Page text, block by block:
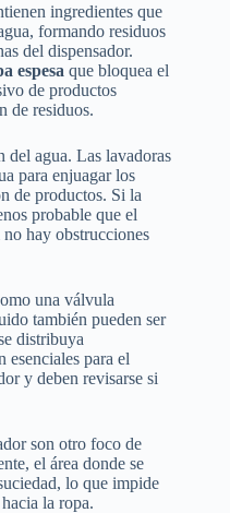
ingredientes que
formando residuos
del dispensador.
espesa que bloquea el
de productos
de residuos.
del agua. Las lavadoras
para enjuagar los
de productos. Si la
probable que el
hay obstrucciones
una válvula
también pueden ser
distribuya
esenciales para el
y deben revisarse si
son otro foco de
el área donde se
lo que impide
la ropa.